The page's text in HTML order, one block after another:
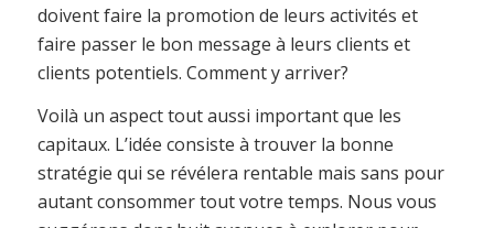
doivent faire la promotion de leurs activités et
faire passer le bon message à leurs clients et
clients potentiels. Comment y arriver?
Voilà un aspect tout aussi important que les
capitaux. L’idée consiste à trouver la bonne
stratégie qui se révélera rentable mais sans pour
autant consommer tout votre temps. Nous vous